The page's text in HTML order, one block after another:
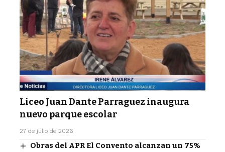
Liceo Juan Dante Parraguez inaugura
nuevo parque escolar
27 de julio de 2026
Obras del APR El Convento alcanzan un 75%